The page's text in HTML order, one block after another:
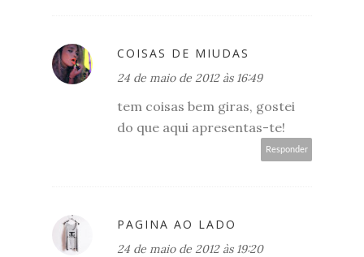
COISAS DE MIUDAS
24 de maio de 2012 às 16:49
tem coisas bem giras, gostei
do que aqui apresentas-te!
Responder
PAGINA AO LADO
24 de maio de 2012 às 19:20